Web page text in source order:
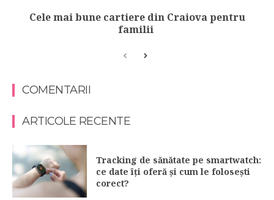
Cele mai bune cartiere din Craiova pentru
familii
COMENTARII
ARTICOLE RECENTE
Tracking de sănătate pe smartwatch:
ce date îți oferă și cum le folosești
corect?